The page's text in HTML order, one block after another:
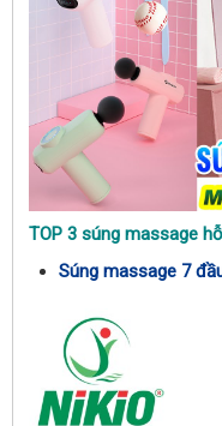
TOP 3 súng massage
Súng massage 7